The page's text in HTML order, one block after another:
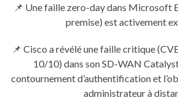
📌 Une faille zero-day dans Microsoft
premise) est activement
📌 Cisco a révélé une faille critique
10/10) dans son SD-WAN
contournement d’authentification et
administrateur à